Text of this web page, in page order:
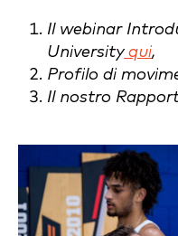
Il webinar
Universityqui,
Profilo di
Il nostro